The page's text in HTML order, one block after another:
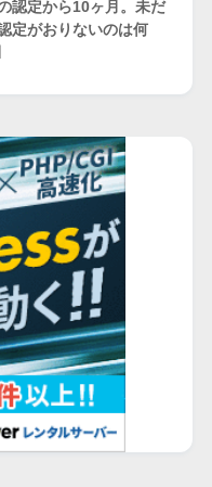
認定から10ヶ月。未だ
定がおりないのは何